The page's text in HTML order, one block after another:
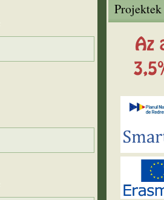
Projektek